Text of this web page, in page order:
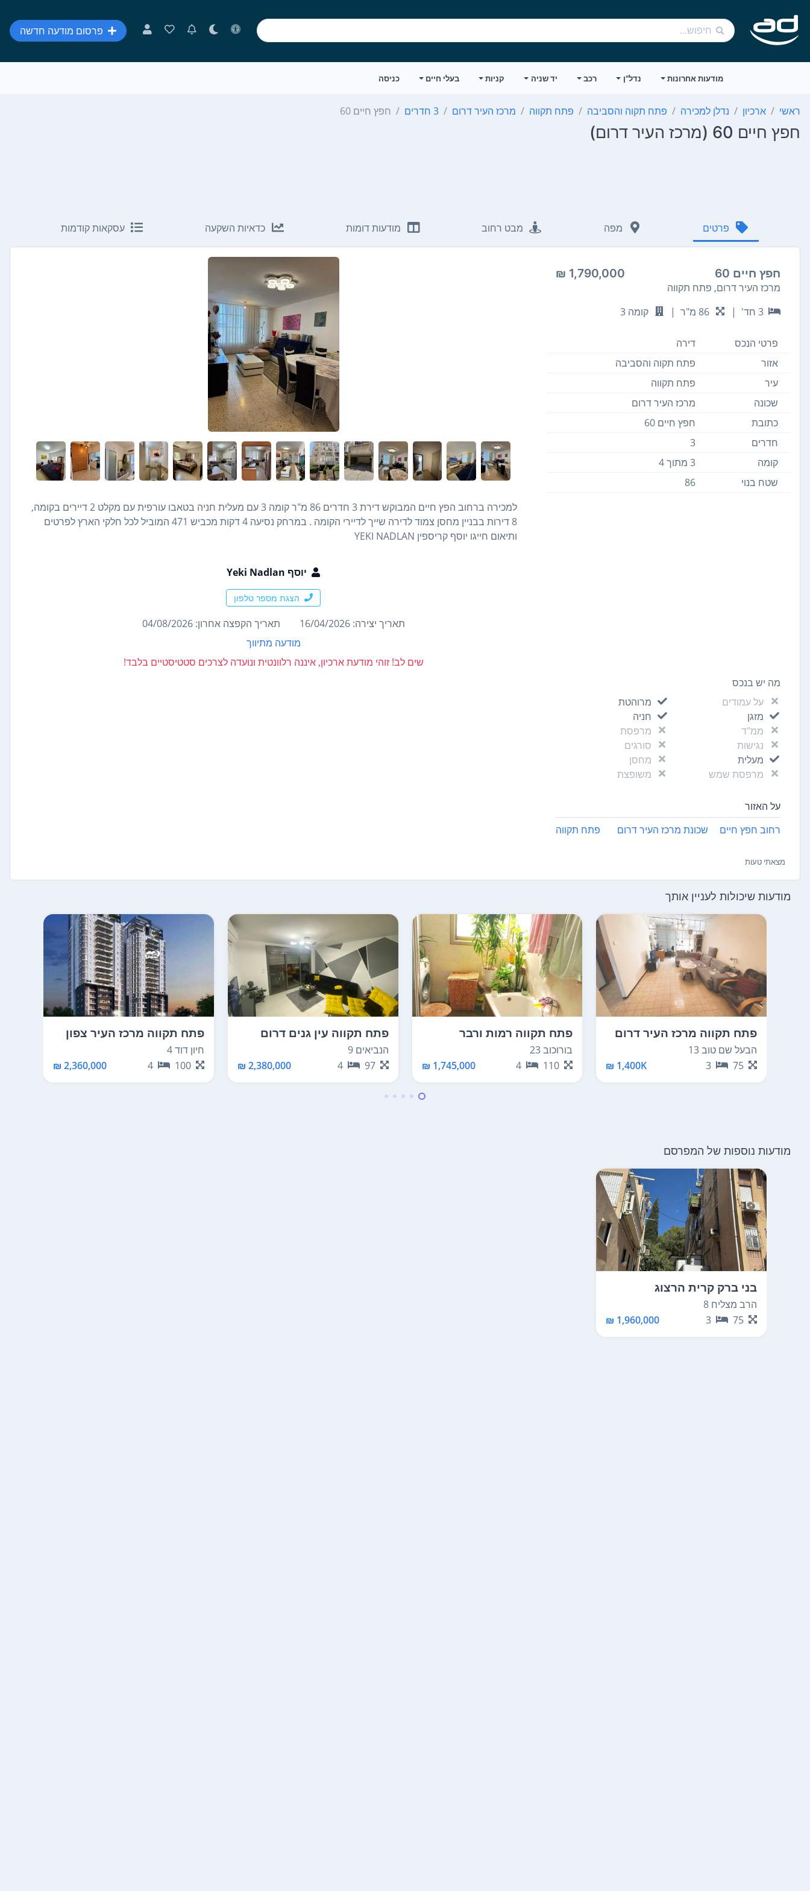
פרסום מודעה חדשה
מודעות אחרונות נדל"ן רכב יד שניה קניות בעלי חיים כניסה
ראשי ארכיון נדלן למכירה פתח תקוה והסביבה פתח תקווה מרכז העיר דרום 3 חדרים חפץ חיים 60
חפץ חיים 60 (מרכז העיר דרום)
פרטים מפה מבט רחוב מודעות דומות כדאיות השקעה עסקאות קודמות
חפץ חיים 60 1,790,000 ₪
מרכז העיר דרום, פתח תקווה
3 חד'
| 86 מ"ר | קומה 3
פרטי הנכס
דירה
אזור
פתח תקוה והסביבה
עיר
פתח תקווה
שכונה
מרכז העיר דרום
כתובת
חפץ חיים 60
חדרים
3
קומה
3 מתוך 4
שטח בנוי
86
מה יש בנכס
על עמודים
מרוהטת
מזגן
חניה
ממ"ד
מרפסת
נגישות
סורגים
מעלית
מחסן
מרפסת שמש
משופצת
על האזור
רחוב חפץ חיים שכונת מרכז העיר דרום פתח תקווה
למכירה ברחוב הפץ חיים המבוקש דירת 3 חדרים 86 מ"ר קומה 3 עם מעלית חניה בטאבו עורפית עם מקלט 2 דיירים בקומה,
8 דירות בבניין מחסן צמוד לדירה שייך לדיירי הקומה . במרחק נסיעה 4 דקות מכביש 471 המוביל לכל חלקי הארץ לפרטים
ותיאום חייגו יוסף קריספין YEKI NADLAN
יוסף Yeki Nadlan
הצגת מספר טלפון
תאריך יצירה: 16/04/2026
תאריך הקפצה אחרון: 04/08/2026
מודעה מתיווך
שים לב! זוהי מודעת ארכיון, איננה רלוונטית ונועדה לצרכים סטטיסטיים בלבד!
מצאתי טעות
מודעות שיכולות לעניין אותך
פתח תקווה מרכז העיר דרום
הבעל שם טוב 13
75
3
1,400K ₪
פתח תקווה רמות ורבר
בורוכוב 23
110
4
1,745,000 ₪
פתח תקווה עין גנים דרום
הנביאים 9
97
4
2,380,000 ₪
פתח תקווה מרכז העיר צפון
חיון דוד 4
100
4
2,360,000 ₪
מודעות נוספות של המפרסם
בני ברק קרית הרצוג
הרב מצליח 8
75
3
1,960,000 ₪